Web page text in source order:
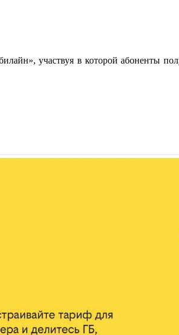
участвуя в которой абоненты